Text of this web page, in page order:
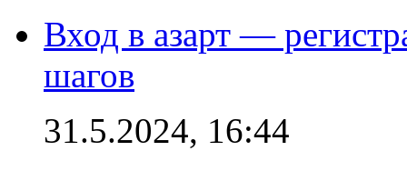
Вход в азарт —
шагов
31.5.2024, 16:44